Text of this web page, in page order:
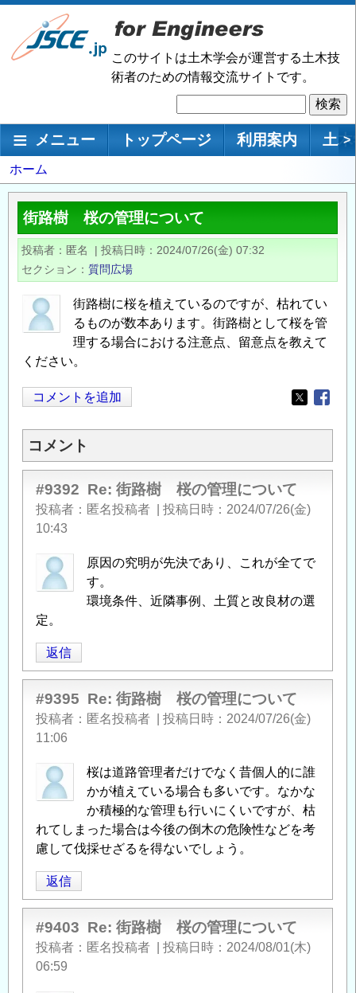
メ
ン
移
このサイトは土木学会が運営する土木技
術者のための情報交流サイトです。
索
メインナビゲーション
メニュー トップページ 利用案内 土 >
パ
ン
く
ず
ホーム
街路樹 桜の管理について
投稿者 匿名 | 投稿日時
2024/07/26(金) 07:32
セクション
質問広場
街路樹に桜を植えているのですが、枯れてい
るものが数本あります。街路樹として桜を管
理する場合における注意点、留意点を教えて
ください。
コメントを追加
Opens in
コメント
#9392 Re: 街路樹 桜の管理について
投稿者 匿名投稿者 投稿日時
2024/07/26(金)
10:43
原因の究明が先決であり、これが全てで
す。
環境条件、近隣事例、土質と改良材の選
定。
返信
#9395 Re: 街路樹 桜の管理について
投稿者 匿名投稿者 投稿日時
2024/07/26(金)
11:06
桜は道路管理者だけでなく昔個人的に誰
かが植えている場合も多いです。なかな
か積極的な管理も行いにくいですが、枯
れてしまった場合は今後の倒木の危険性などを考
慮して伐採せざるを得ないでしょう。
返信
#9403 Re: 街路樹 桜の管理について
投稿者 匿名投稿者 投稿日時
2024/08/01(木)
06:59